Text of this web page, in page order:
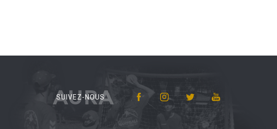
AURA
SUIVEZ-NOUS